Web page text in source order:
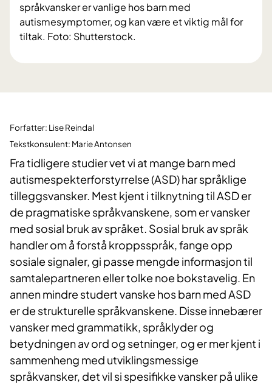
språkvansker er vanlige hos barn med
autismesymptomer, og kan være et viktig mål for
tiltak. Foto: Shutterstock.
Forfatter: Lise Reindal
Tekstkonsulent: Marie Antonsen
Fra tidligere studier vet vi at mange barn med
autismespekterforstyrrelse (ASD) har språklige
tilleggsvansker. Mest kjent i tilknytning til ASD er
de pragmatiske språkvanskene, som er vansker
med sosial bruk av språket. Sosial bruk av språk
handler om å forstå kroppsspråk, fange opp
sosiale signaler, gi passe mengde informasjon til
samtalepartneren eller tolke noe bokstavelig. En
annen mindre studert vanske hos barn med ASD
er de strukturelle språkvanskene. Disse innebærer
vansker med grammatikk, språklyder og
betydningen av ord og setninger, og er mer kjent i
sammenheng med utviklingsmessige
språkvansker, det vil si spesifikke vansker på ulike